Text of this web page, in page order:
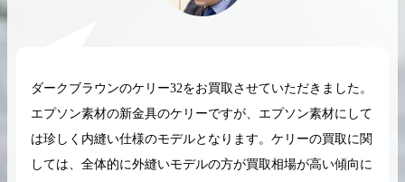
ダークブラウンのケリー32をお買取させていただきました。
エプソン素材の新金具のケリーですが、エプソン素材にして
は珍しく内縫い仕様のモデルとなります。ケリーの買取に関
しては、全体的に外縫いモデルの方が買取相場が高い傾向に